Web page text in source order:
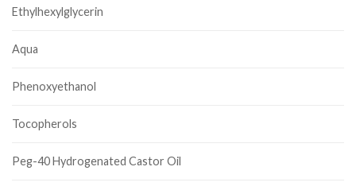
Ethylhexylglycerin
Aqua
Phenoxyethanol
Tocopherols
Peg-40 Hydrogenated Castor Oil